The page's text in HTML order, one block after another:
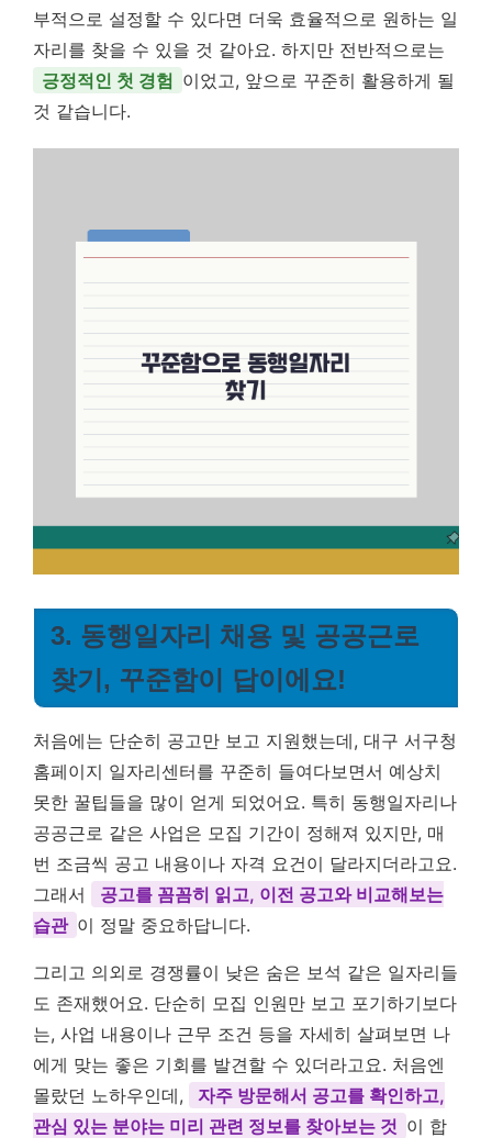
부적으로 설정할 수 있다면 더욱 효율적으로 원하는 일
자리를 찾을 수 있을 것 같아요. 하지만 전반적으로는
긍정적인 첫 경험 이었고, 앞으로 꾸준히 활용하게 될
것 같습니다.
3. 동행일자리 채용 및 공공근로
찾기, 꾸준함이 답이에요!
처음에는 단순히 공고만 보고 지원했는데, 대구 서구청
홈페이지 일자리센터를 꾸준히 들여다보면서 예상치
못한 꿀팁들을 많이 얻게 되었어요. 특히 동행일자리나
공공근로 같은 사업은 모집 기간이 정해져 있지만, 매
번 조금씩 공고 내용이나 자격 요건이 달라지더라고요.
그래서
공고를 꼼꼼히 읽고, 이전 공고와 비교해보는
습관 이 정말 중요하답니다.
그리고 의외로 경쟁률이 낮은 숨은 보석 같은 일자리들
도 존재했어요. 단순히 모집 인원만 보고 포기하기보다
는, 사업 내용이나 근무 조건 등을 자세히 살펴보면 나
에게 맞는 좋은 기회를 발견할 수 있더라고요. 처음엔
몰랐던 노하우인데,
자주 방문해서 공고를 확인하고,
관심 있는 분야는 미리 관련 정보를 찾아보는 것 이 합